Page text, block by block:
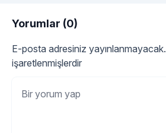
Yorumlar (0)
E-posta adresiniz yayınlanmayacak.
işaretlenmişlerdir